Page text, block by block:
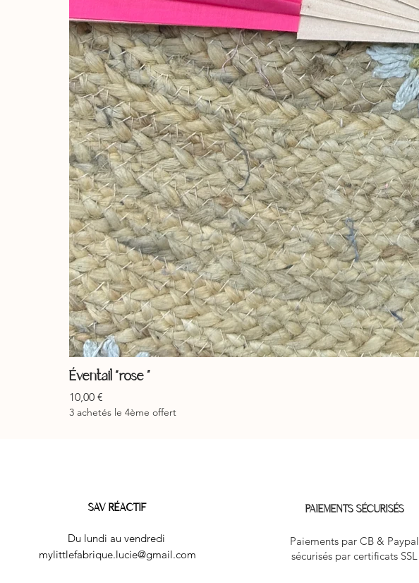
Éventail “rose ”
Prix
10,00 €
3 achetés le 4ème offert
SAV RÉACTIF
Du lundi au vendredi
mylittlefabrique.lucie@gmail.com
PAIEMENTS SÉCURISÉS
Paiements par CB & Paypal
sécurisés par certificats SSL